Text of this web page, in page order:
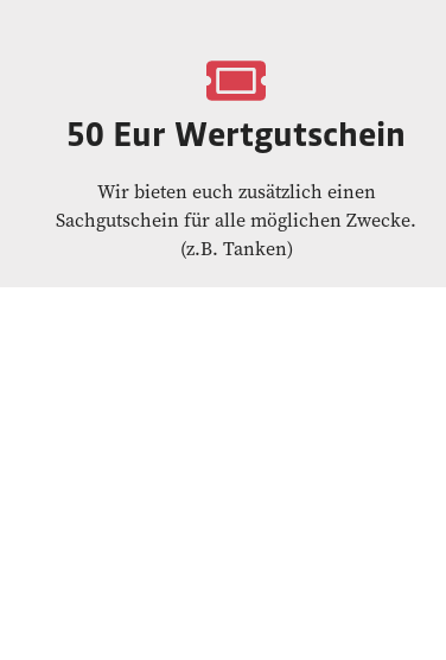
50 Eur Wertgutschein
Wir bieten euch zusätzlich einen
Sachgutschein für alle möglichen Zwecke.
(z.B. Tanken)